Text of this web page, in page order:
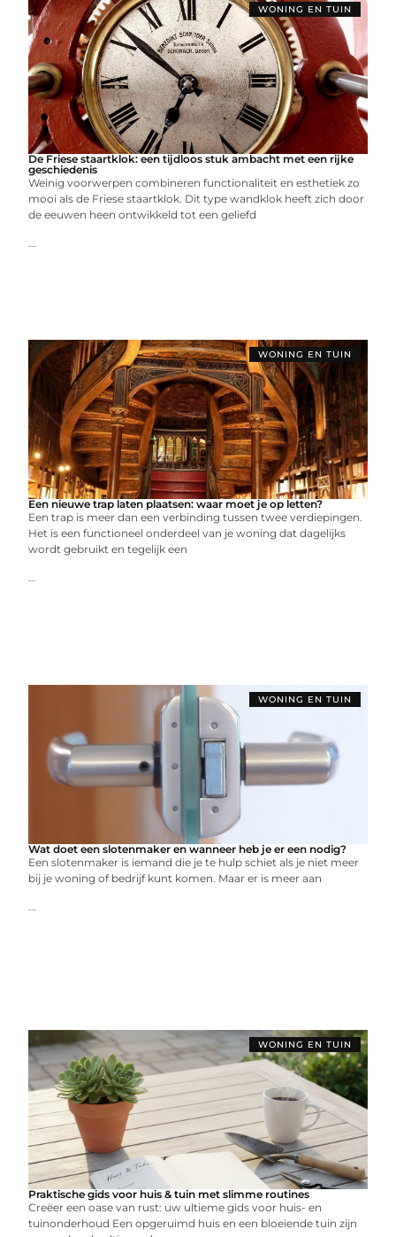
WONING EN TUIN
De Friese staartklok: een tijdloos stuk ambacht met een rijke
geschiedenis
Weinig voorwerpen combineren functionaliteit en esthetiek zo
mooi als de Friese staartklok. Dit type wandklok heeft zich door
de eeuwen heen ontwikkeld tot een geliefd
...
WONING EN TUIN
Een nieuwe trap laten plaatsen: waar moet je op letten?
Een trap is meer dan een verbinding tussen twee verdiepingen.
Het is een functioneel onderdeel van je woning dat dagelijks
wordt gebruikt en tegelijk een
...
WONING EN TUIN
Wat doet een slotenmaker en wanneer heb je er een nodig?
Een slotenmaker is iemand die je te hulp schiet als je niet meer
bij je woning of bedrijf kunt komen. Maar er is meer aan
...
WONING EN TUIN
Praktische gids voor huis & tuin met slimme routines
Creëer een oase van rust: uw ultieme gids voor huis- en
tuinonderhoud Een opgeruimd huis en een bloeiende tuin zijn